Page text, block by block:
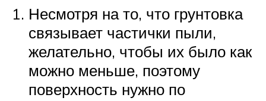
Несмотря на то, что грунтовка
связывает частички пыли,
желательно, чтобы их было как
можно меньше, поэтому
поверхность нужно по